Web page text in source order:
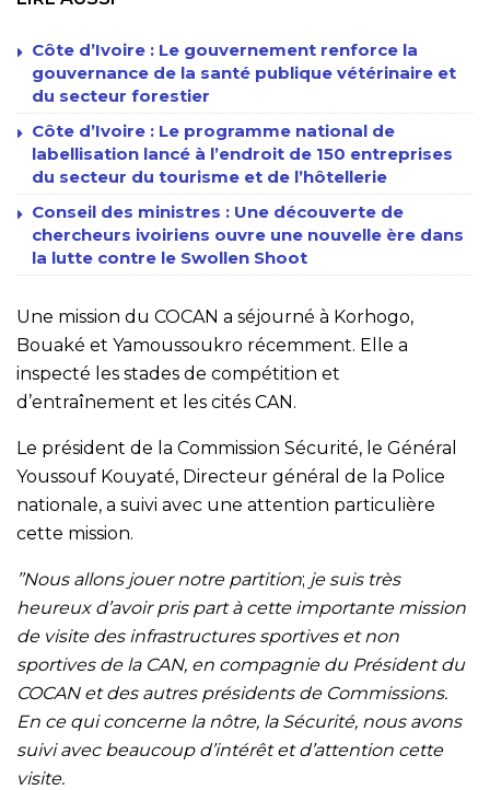
Côte d’Ivoire : Le gouvernement renforce la
gouvernance de la santé publique vétérinaire et
du secteur forestier
Côte d’Ivoire : Le programme national de
labellisation lancé à l’endroit de 150 entreprises
du secteur du tourisme et de l’hôtellerie
Conseil des ministres : Une découverte de
chercheurs ivoiriens ouvre une nouvelle ère dans
la lutte contre le Swollen Shoot
Une mission du COCAN a séjourné à Korhogo,
Bouaké et Yamoussoukro récemment. Elle a
inspecté les stades de compétition et
d’entraînement et les cités CAN.
Le président de la Commission Sécurité, le Général
Youssouf Kouyaté, Directeur général de la Police
nationale, a suivi avec une attention particulière
cette mission.
’’Nous allons jouer notre partition; je suis très
heureux d’avoir pris part à cette importante mission
de visite des infrastructures sportives et non
sportives de la CAN, en compagnie du Président du
COCAN et des autres présidents de Commissions.
En ce qui concerne la nôtre, la Sécurité, nous avons
suivi avec beaucoup d’intérêt et d’attention cette
visite.